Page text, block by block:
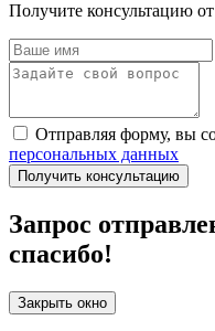
Получите консультацию
Отправляя форму, вы
персональных данных
Получить консультацию
Запрос
спасибо!
Закрыть окно